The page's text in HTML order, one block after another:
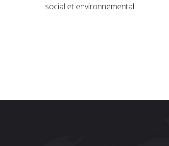
social et environnemental.